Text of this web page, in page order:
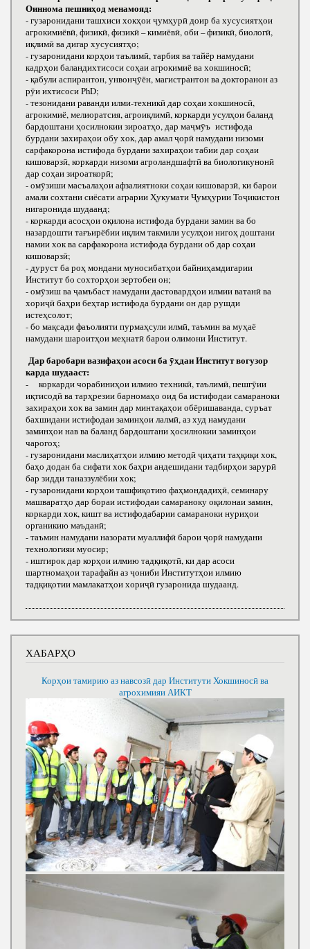
Оиннома пешниҳод менамояд:
- гузаронидани ташхиси хокҳои ҷумҳурӣ доир ба хусусиятҳои
агрокимиёвӣ, физикӣ, физикӣ – кимиёвӣ, оби – физикӣ, биологӣ,
иқлимӣ ва дигар хусусиятҳо;
- гузаронидани корҳои таълимӣ, тарбия ва тайёр намудани
кадрҳои баландихтисоси соҳаи агрокимиё ва хокшиносӣ;
- қабули аспирантон, унвонҷӯён, магистрантон ва докторанон аз
рӯи ихтисоси РhD;
- тезонидани раванди илми-техникӣ дар соҳаи хокшиносӣ,
агрокимиё, мелиоратсия, агроиқлимӣ, коркарди усулҳои баланд
бардоштани ҳосилнокии зироатҳо, дар маҷмӯъ истифода
бурдани захираҳои обу хок, дар амал ҷорӣ намудани низоми
сарфакорона истифода бурдани захираҳои табии дар соҳаи
кишоварзӣ, коркарди низоми агроландшафтӣ ва биологикунонӣ
дар соҳаи зироаткорӣ;
- омӯзиши масъалаҳои афзалиятноки соҳаи кишоварзӣ, ки барои
амали сохтани сиёсати аграрии Ҳукумати Ҷумҳурии Тоҷикистон
нигаронида шудаанд;
- коркарди асосҳои оқилона истифода бурдани замин ва бо
назардошти тағъирёбии иқлим такмили усулҳои нигоҳ доштани
намии хок ва сарфакорона истифода бурдани об дар соҳаи
кишоварзӣ;
- дуруст ба роҳ мондани муносибатҳои байниҳамдигарии
Институт бо сохторҳои зертобеи он;
- омӯзиш ва ҷамъбаст намудани дастовардҳои илмии ватанӣ ва
хориҷӣ баҳри беҳтар истифода бурдани он дар рушди
истеҳсолот;
- бо мақсади фаъолияти пурмаҳсули илмӣ, таъмин ва муҳаё
намудани шароитҳои меҳнатӣ барои олимони Институт.
Дар баробари вазифаҳои асоси ба ӯҳдаи Институт вогузор
карда шудааст:
- коркарди чорабиниҳои илмию техникӣ, таълимӣ, пешгӯии
иқтисодӣ ва тарҳрезии барномаҳо оид ба истифодаи самараноки
захираҳои хок ва замин дар минтақаҳои обёришаванда, суръат
бахшидани истифодаи заминҳои лалмӣ, аз худ намудани
заминҳои нав ва баланд бардоштани ҳосилнокии заминҳои
чарогоҳ;
- гузаронидани маслиҳатҳои илмию методӣ ҷиҳати таҳқиқи хок,
баҳо додан ба сифати хок баҳри андешидани тадбирҳои зарурӣ
бар зидди таназзулёбии хок;
- гузаронидани корҳои ташфиқотию фаҳмондадиҳӣ, семинару
машваратҳо дар бораи истифодаи самараноку оқилонаи замин,
коркарди хок, кишт ва истифодабарии самараноки нуриҳои
органикию маъданӣ;
- таъмин намудани назорати муаллифӣ барои ҷорӣ намудани
технологияи муосир;
- иштирок дар корҳои илмию тадқиқотӣ, ки дар асоси
шартномаҳои тарафайн аз ҷониби Институтҳои илмию
тадқиқотии мамлакатҳои хориҷӣ гузаронида шудаанд.
ХАБАРҲО
Корҳои тамирию аз навсозӣ дар Институти Хокшиносӣ ва
агрохимияи АИКТ